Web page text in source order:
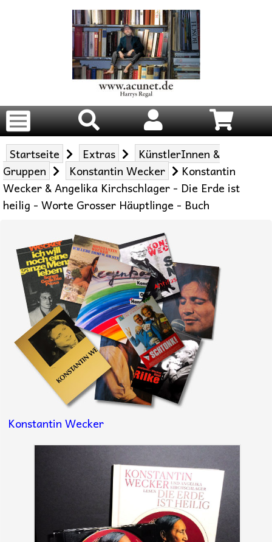
Startseite Extras
KünstlerInnen &
Gruppen
Konstantin Wecker
Konstantin
Wecker & Angelika Kirchschlager - Die Erde ist
heilig - Worte Grosser Häuptlinge - Buch
Konstantin Wecker